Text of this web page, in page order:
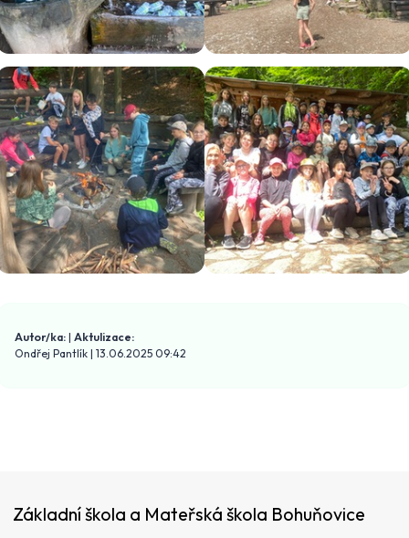
Autor/ka:| Aktulizace:
Ondřej Pantlík| 13.06.2025 09:42
Základní škola a Mateřská škola Bohuňovice